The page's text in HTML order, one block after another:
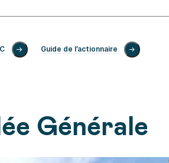
Guide de l’actionnaire
Générale